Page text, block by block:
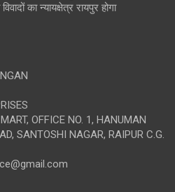
का न्यायक्षेत्र रायपुर होगा
OFFICE NO. 1, HANUMAN
SANTOSHI NAGAR, RAIPUR C.G.